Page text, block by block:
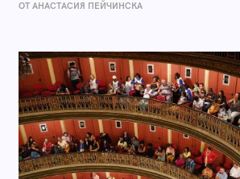
ОТ AНАСТАСИЯ ПЕЙЧИНСКА